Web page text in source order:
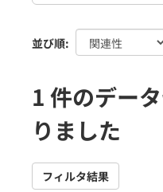
並び順
1 件のデー
りました
フィルタ結果